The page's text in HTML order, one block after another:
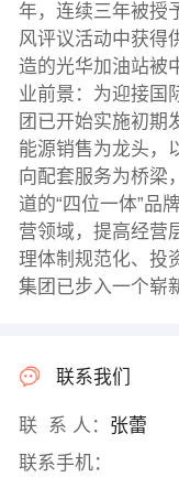
年，连续三年被授
风评议活动中获得
造的光华加油站被
业前景：为迎接国
团已开始实施初期
能源销售为龙头，
向配套服务为桥梁
道的“四位一体”品
营领域，提高经营
理体制规范化、投
集团已步入一个崭
联系我们
联 系 人： 张蕾
联系手机：